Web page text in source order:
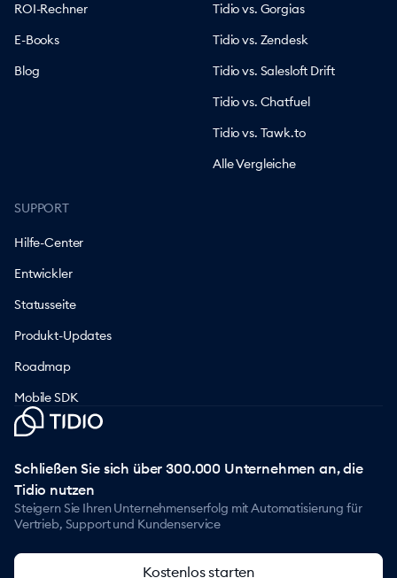
ROI-Rechner
E-Books
Blog
Tidio vs. Gorgias
Tidio vs. Zendesk
Tidio vs. Salesloft Drift
Tidio vs. Chatfuel
Tidio vs. Tawk.to
Alle Vergleiche
SUPPORT
Hilfe-Center
Entwickler
Statusseite
Produkt-Updates
Roadmap
Mobile SDK
Schließen Sie sich über 300.000 Unternehmen an, die
Tidio nutzen
Steigern Sie Ihren Unternehmenserfolg mit Automatisierung für
Vertrieb, Support und Kundenservice
Kostenlos starten